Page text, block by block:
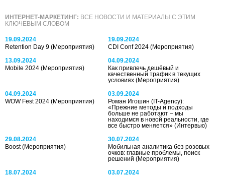
ИНТЕРНЕТ-МАРКЕТИНГ: ВСЕ НОВОСТИ И МАТЕРИАЛЫ С ЭТИМ
КЛЮЧЕВЫМ СЛОВОМ
19.09.2024
Retention Day 9 (Мероприятия)
19.09.2024
CDI Conf 2024(Мероприятия)
13.09.2024
Mobile 2024 (Мероприятия)
04.09.2024
Как привлечь дешёвый и
качественный трафик в текущих
условиях(Мероприятия)
04.09.2024
WOW Fest 2024 (Мероприятия)
03.09.2024
Роман Игошин (IT-Agency):
«Прежние методы и подходы
больше не работают – мы
находимся в новой реальности, где
все быстро меняется»(Интервью)
29.08.2024
Boost(Мероприятия)
30.07.2024
Мобильная аналитика без розовых
очков: главные проблемы, поиск
решений(Мероприятия)
18.07.2024
03.07.2024